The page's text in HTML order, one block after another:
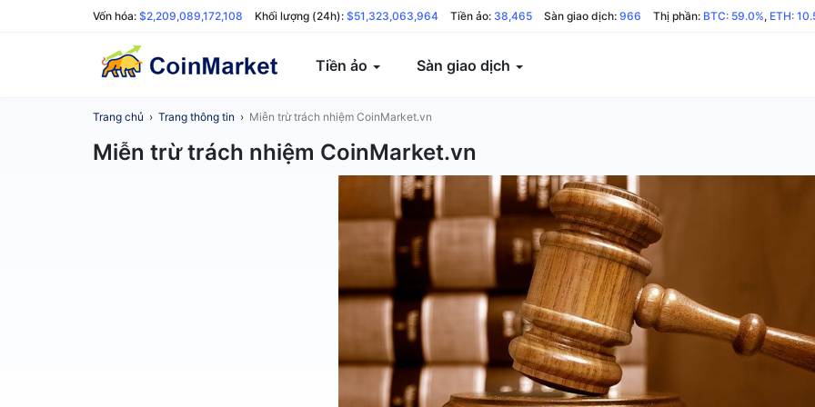
Vốn hóa: $2,209,089,172,108 Khối lượng (24h): $51,323,063,964 Tiền ảo: 38,465 Sàn giao dịch: 966 Thị phần: BTC: 59.0%, ETH:
Tiền ảo Sàn giao dịch
Trang chủ › Trang thông tin › Miễn trừ trách nhiệm CoinMarket.vn
Miễn trừ trách nhiệm CoinMarket.vn